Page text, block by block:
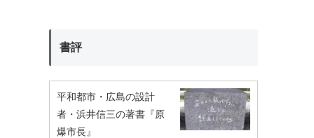
書評
平和都市・広島の設計
者・浜井信三の著書『原
爆市長』